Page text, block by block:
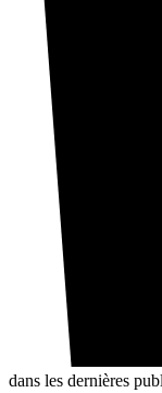
dans les dernières